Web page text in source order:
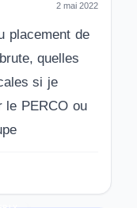
2 mai 2022
placement de
quelles
si je
le PERCO ou